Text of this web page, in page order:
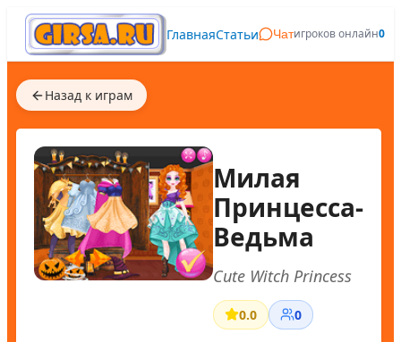
ГлавнаяСтатьи Чатигроков онлайн0
Назад к играм
Милая
Принцесса-
Ведьма
Cute Witch Princess
0.0 0